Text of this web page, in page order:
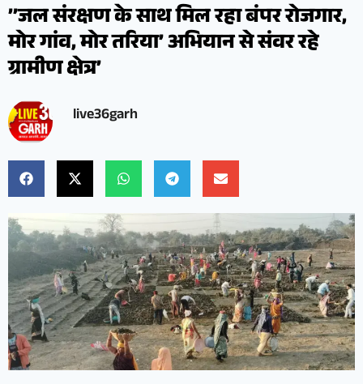
’’जल संरक्षण के साथ मिल रहा बंपर रोजगार,
मोर गांव, मोर तरिया’ अभियान से संवर रहे
ग्रामीण क्षेत्र’
live36garh